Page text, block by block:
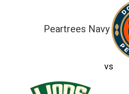
Peartrees Navy
vs